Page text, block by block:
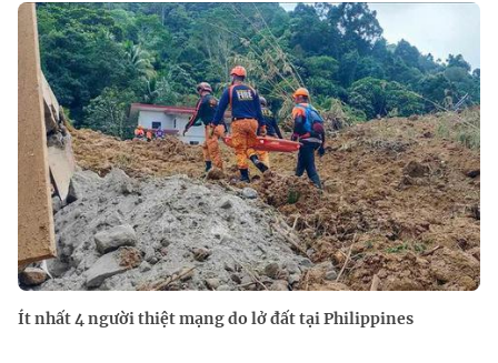
Ít nhất 4 người thiệt mạng do lở đất tại Philippines